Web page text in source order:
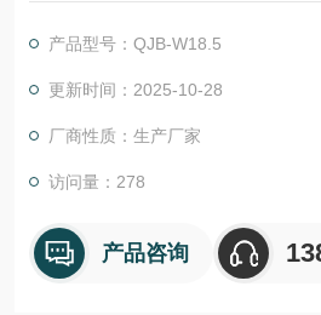
行。
产品型号：QJB-W18.5
更新时间：2025-10-28
厂商性质：生产厂家
访问量：278
产品咨询